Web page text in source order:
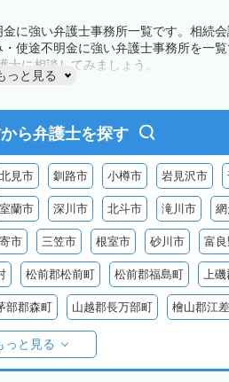
に強い弁護士事務所一覧です。相続
使途不明金に強い弁護士事務所を一覧
に相談してみましょう。
っと見る
ら弁護士を探す
北見市 釧路市 小樽市 岩見沢市
室蘭市 深川市 北斗市 滝川市
市 三笠市 根室市 砂川市 富
松前郡松前町 松前郡福島町 上磯
部郡森町 山越郡長万部町 檜山郡江
奥尻郡奥尻町
谷郡蘭越町 虻田郡ニセコ町 虻田郡
っと見る